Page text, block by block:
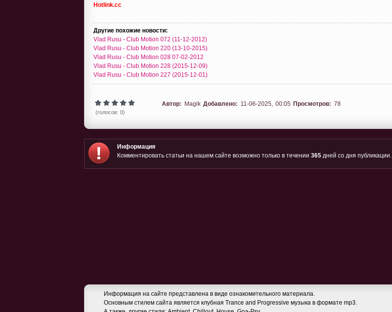
Hotlink.cc
Другие похожие новости:
Vlad Rusu - Club Motion 072 (11-12-2012)
Vlad Rusu - Club Motion 220 (13-10-2015)
Vlad Rusu - Club Motion 028 07-02-2012
Vlad Rusu - Club Motion 228 (2015-12-09)
Vlad Rusu - Club Motion 227 (2015-12-01)
(голосов: 0)
Автор: Magik Добавлено: 11-06-2025, 00:05 Просмотров: 78
Информация
Комментировать статьи на нашем сайте возможно только в течении 365 дней со дня публикации.
Информация на сайте представлена в виде ознакомительного материала.
Основным стилем сайта является клубная Trance and Progressive музыка в формате mp3.